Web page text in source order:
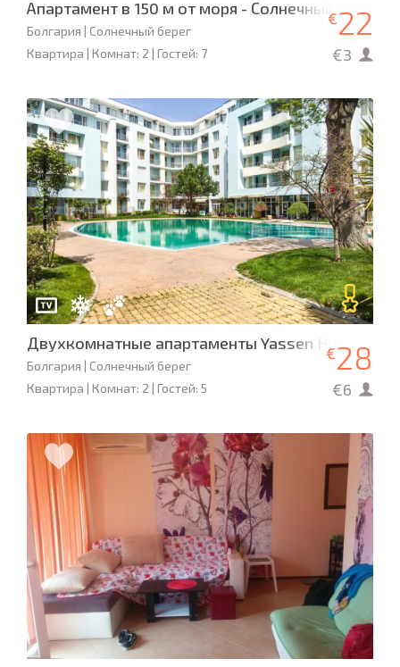
Апартамент в 150 м от моря - Солнечный берег
Болгария | Солнечный берег
Квартира | Комнат: 2 | Гостей: 7
€22
€3
Двухкомнатные апартаменты Yassen Holiday
Болгария | Солнечный берег
Квартира | Комнат: 2 | Гостей: 5
€28
€6